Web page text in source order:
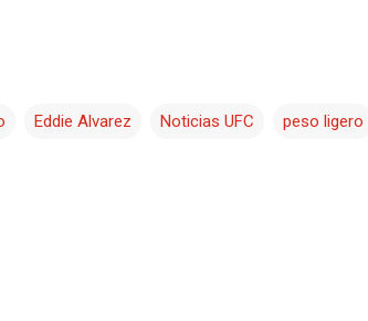
Eddie Alvarez Noticias UFC peso ligero